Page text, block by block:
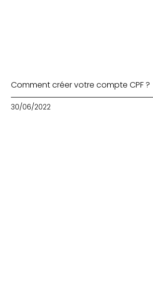
Comment créer votre compte CPF ?
30/06/2022